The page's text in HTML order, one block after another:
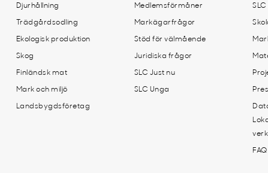
Djurhållning
Trädgårdsodling
Ekologisk produktion
Skog
Finländsk mat
Mark och miljö
Landsbygdsföretag
Medlemsförmåner
Markägarfrågor
Stöd för välmående
Juridiska frågor
SLC Just nu
SLC Unga
FAQ